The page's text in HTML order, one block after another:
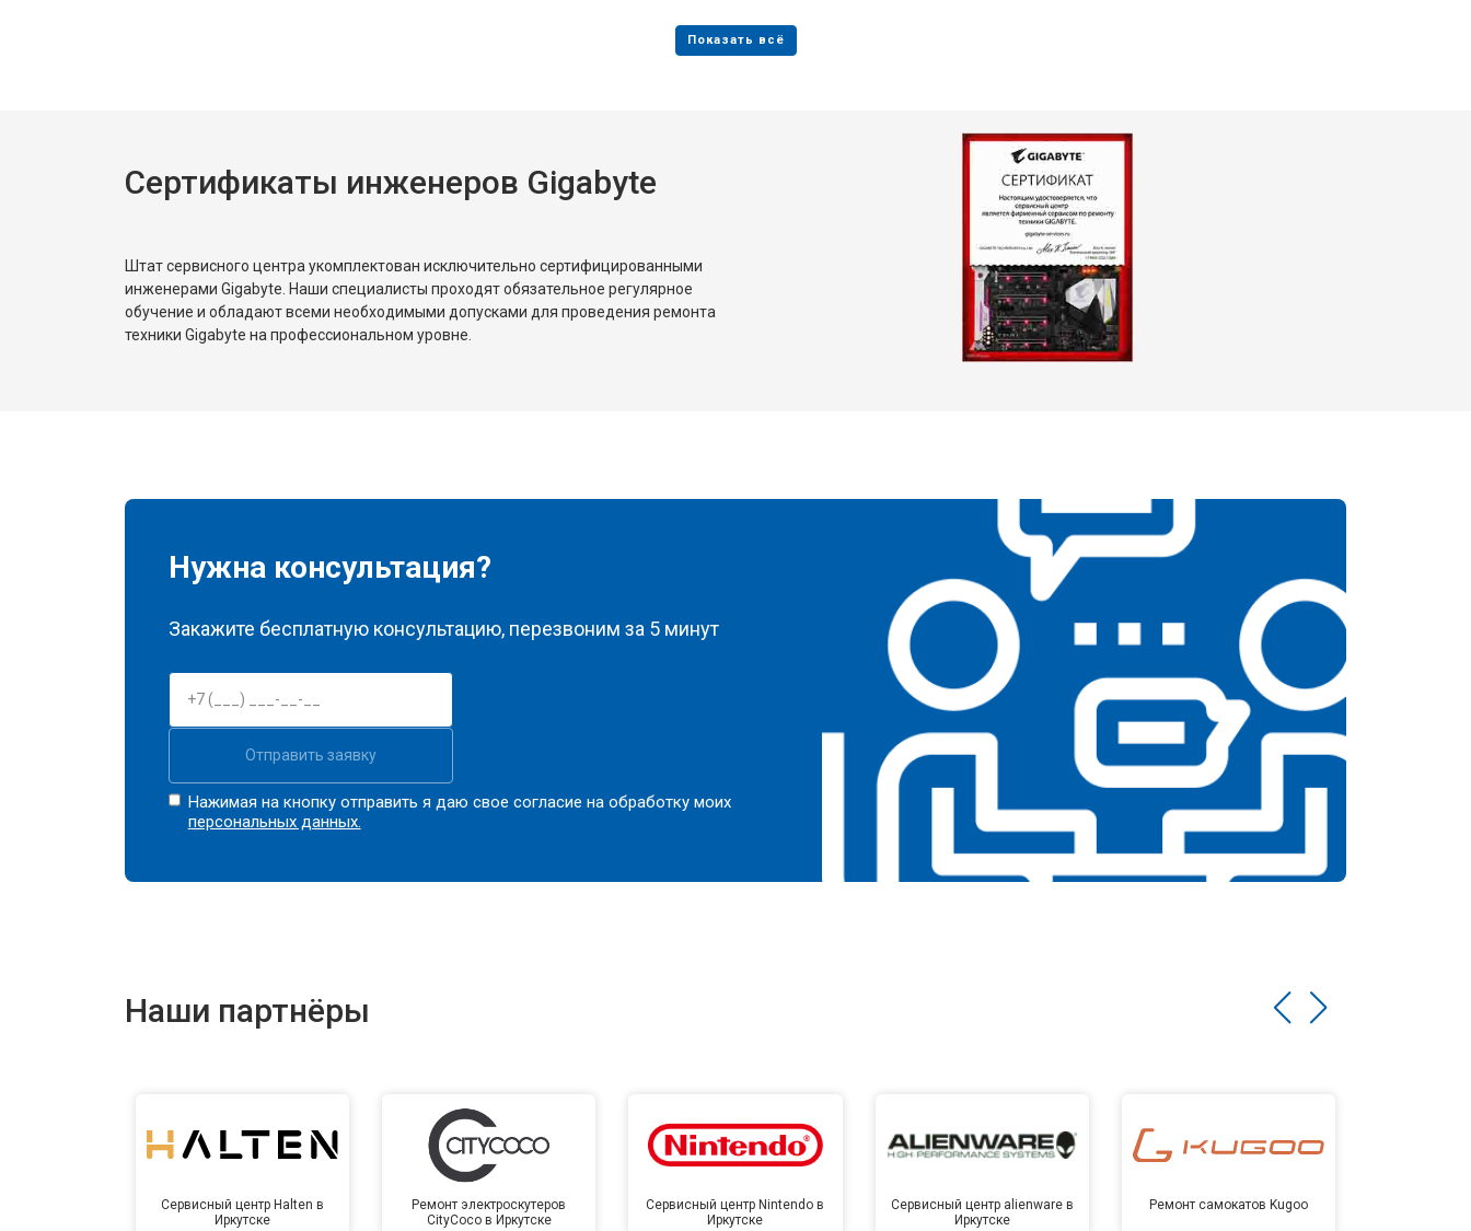
Сертификаты инженеров Gigabyte
Штат сервисного центра укомплектован исключительно сертифицированными
инженерами Gigabyte. Наши специалисты проходят обязательное регулярное
обучение и обладают всеми необходимыми допусками для проведения ремонта
техники Gigabyte на профессиональном уровне.
Нужна консультация?
Закажите бесплатную консультацию, перезвоним за 5 минут
Отправить заявку
Нажимая на кнопку отправить я даю свое согласие на обработку моих
персональных данных.
Наши партнёры
Сервисный центр Halten в
Иркутске
Ремонт электроскутеров
CityCoco в Иркутске
Сервисный центр Nintendo в
Иркутске
Сервисный центр alienware в
Иркутске
Ремонт самокатов Kugoo